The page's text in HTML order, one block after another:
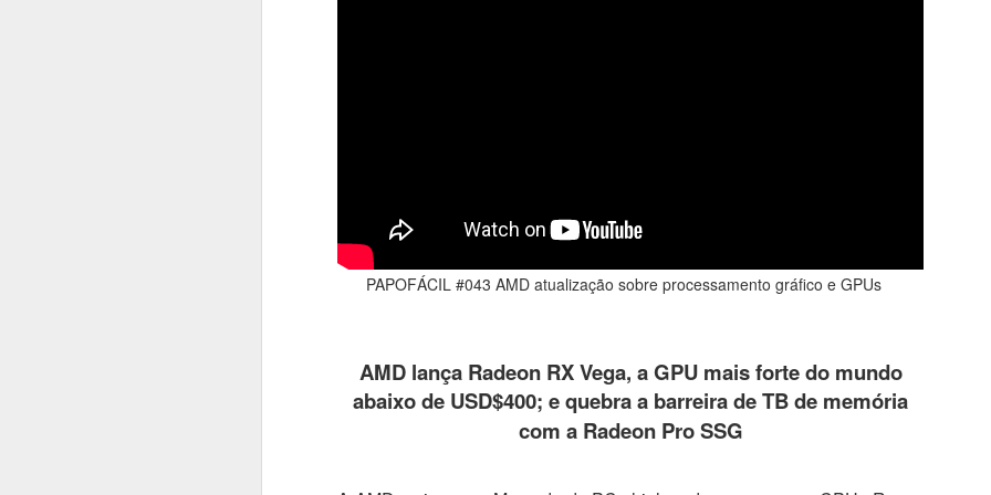
PAPOFÁCIL #043 AMD atualização sobre processamento gráfico e GPUs
AMD lança Radeon RX Vega, a GPU mais forte do mundo
abaixo de USD$400; e quebra a barreira de TB de memória
com a Radeon Pro SSG
Gisele Truzzi, Tech Legal Advisory: riscos, tecnologia e o fator